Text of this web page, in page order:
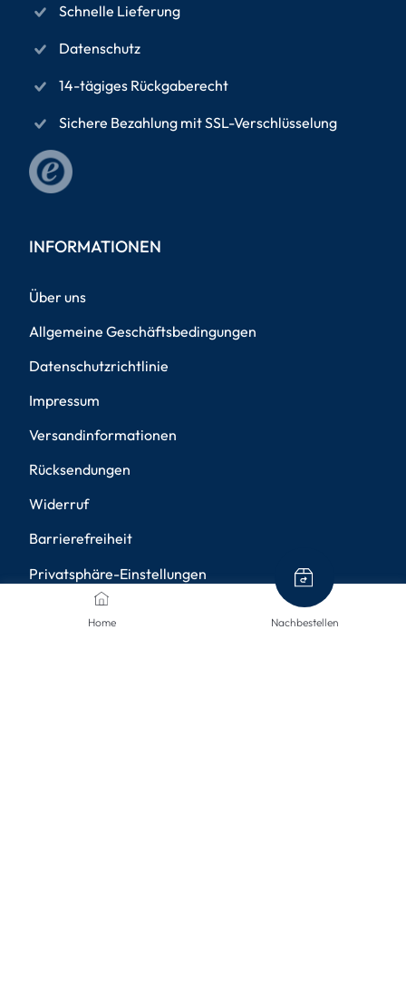
Home Nachbestellen
Schnelle Lieferung
Datenschutz
14-tägiges Rückgaberecht
Sichere Bezahlung mit SSL-Verschlüsselung
INFORMATIONEN
Über uns
Allgemeine Geschäftsbedingungen
Datenschutzrichtlinie
Impressum
Versandinformationen
Rücksendungen
Widerruf
Barrierefreiheit
Privatsphäre-Einstellungen
ZAHLUNGSMETHODEN